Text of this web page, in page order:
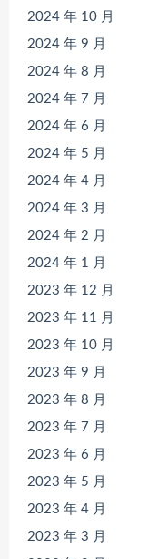
2024 年 10 月
2024 年 9 月
2024 年 8 月
2024 年 7 月
2024 年 6 月
2024 年 5 月
2024 年 4 月
2024 年 3 月
2024 年 2 月
2024 年 1 月
2023 年 12 月
2023 年 11 月
2023 年 10 月
2023 年 9 月
2023 年 8 月
2023 年 7 月
2023 年 6 月
2023 年 5 月
2023 年 4 月
2023 年 3 月